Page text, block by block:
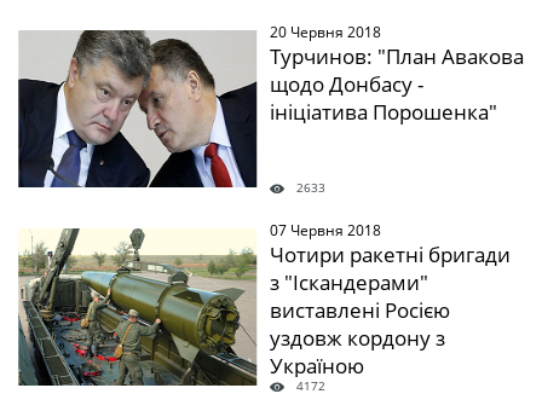
20 Червня 2018
Турчинов: "План Авакова
щодо Донбасу -
ініціатива Порошенка"
2633
" /> 07 Червня 2018
Чотири ракетні бригади
з "Іскандерами"
виставлені Росією
уздовж кордону з
Україною
4172